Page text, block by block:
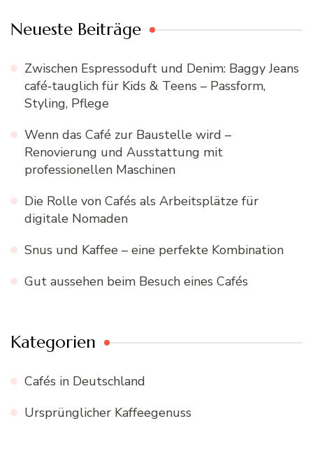
Neueste Beiträge
Zwischen Espressoduft und Denim: Baggy Jeans
café‑tauglich für Kids & Teens – Passform,
Styling, Pflege
Wenn das Café zur Baustelle wird –
Renovierung und Ausstattung mit
professionellen Maschinen
Die Rolle von Cafés als Arbeitsplätze für
digitale Nomaden
Snus und Kaffee – eine perfekte Kombination
Gut aussehen beim Besuch eines Cafés
Kategorien
Cafés in Deutschland
Ursprünglicher Kaffeegenuss